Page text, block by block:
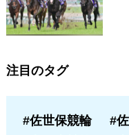
注目のタグ
#佐世保競輪
#